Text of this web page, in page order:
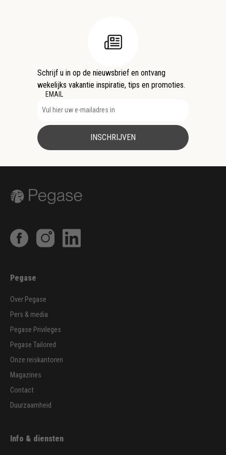
Schrijf u in op de nieuwsbrief en ontvang
wekelijks vakantie inspiratie, tips en promoties.
EMAIL
INSCHRIJVEN
Pegase
Over Pegase
Pers & media
Pegase Privileges
Pegase Tailored
Onze reiskantoren
Magazines
Contact
Duurzaamheid
Info & diensten